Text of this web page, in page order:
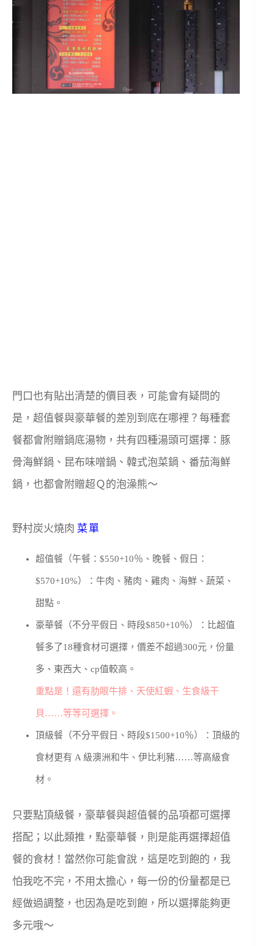
門口也有貼出清楚的價目表，可能會有疑問的
是，超值餐與豪華餐的差別到底在哪裡？每種套
餐都會附贈鍋底湯物，共有四種湯頭可選擇：豚
骨海鮮鍋、昆布味噌鍋、韓式泡菜鍋、番茄海鮮
鍋，也都會附贈超Ｑ的泡澡熊～
野村炭火燒肉 菜單
超值餐（午餐：$550+10％、晚餐、假日：
$570+10%）：牛肉、豬肉、雞肉、海鮮、 蔬菜、
甜點。
豪華餐（不分平假日、時段$850+10％）：比超值
餐多了18種食材可選擇，價差不超過300元，份量
多、 東西大、 cp值較高。
重點是！還有肋眼牛排、天使紅蝦、生食級干
貝……等等可選擇。
頂級餐（不分平假日、時段$1500+10％）：頂級的
食材更有 A 級澳洲和牛、伊比利豬……等高級食
材。
只要點頂級餐，豪華餐與超值餐的品項都可選擇
搭配；以此類推，點豪華餐，則是能再選擇超值
餐的食材！當然你可能會說，這是吃到飽的，我
怕我吃不完，不用太擔心，每一份的份量都是已
經做過調整，也因為是吃到飽，所以選擇能夠更
多元哦～